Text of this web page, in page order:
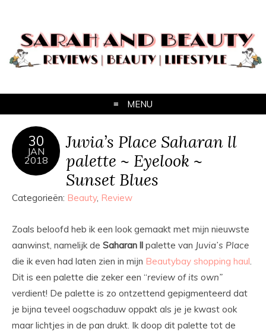
MENU
30
JAN
2018
Juvia’s Place Saharan ll
palette ~ Eyelook ~
Sunset Blues
Categorieën: Beauty, Review
Zoals beloofd heb ik een look gemaakt met mijn nieuwste
aanwinst, namelijk de Saharan ll palette van Juvia’s Place
die ik even had laten zien in mijn Beautybay shopping haul.
Dit is een palette die zeker een “review of its own”
verdient! De palette is zo ontzettend gepigmenteerd dat
je bijna teveel oogschaduw oppakt als je je kwast ook
maar lichtjes in de pan drukt. Ik doop dit palette tot de